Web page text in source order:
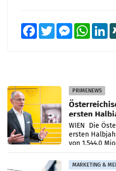
FacebookTwitter MessengerWhatsApp
PRIMENEWS
ersten
WIEN Die
ersten
von 1.544,0
einem Plus
MARKETING &